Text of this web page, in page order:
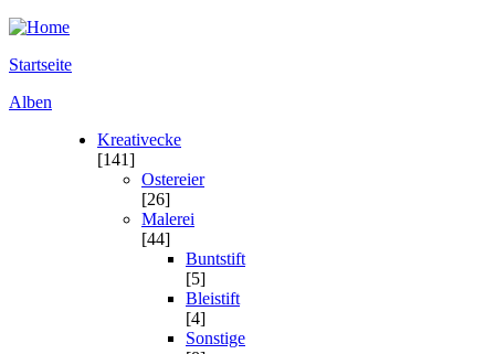
Startseite
Alben
Kreativecke
[141]
Ostereier
[26]
Malerei
[44]
Buntstift
[5]
Bleistift
[4]
Sonstige